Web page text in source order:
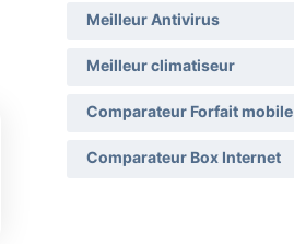
Meilleur Antivirus
Meilleur climatiseur
Comparateur Forfait mobile
Comparateur Box Internet